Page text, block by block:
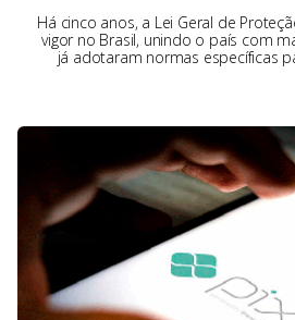
Há cinco anos, a Lei Geral de
vigor no Brasil, unindo o país com
já adotaram normas específicas